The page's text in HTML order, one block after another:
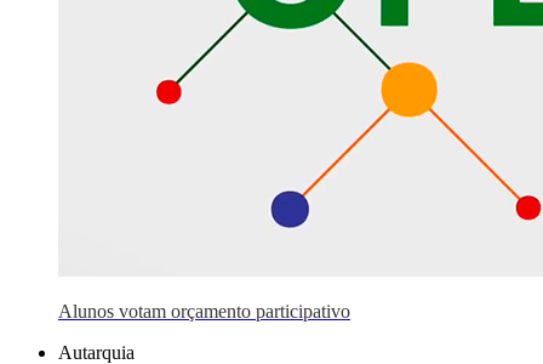
Alunos votam orçamento participativo
Autarquia